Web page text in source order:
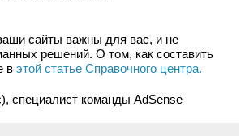
сайты важны для вас, и не
решений. О том, как составить
в этой статье Справочного центра.
специалист команды AdSense